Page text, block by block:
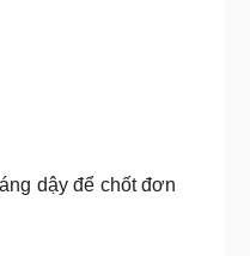
dậy để chốt đơn